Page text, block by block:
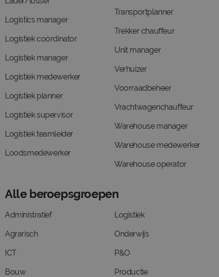
Logistics manager
Logistiek coördinator
Logistiek manager
Logistiek medewerker
Logistiek planner
Logistiek supervisor
Logistiek teamleider
Loodsmedewerker
Transportplanner
Trekker chauffeur
Unit manager
Verhuizer
Voorraadbeheer
Vrachtwagenchauffeur
Warehouse manager
Warehouse medewerker
Warehouse operator
Alle beroepsgroepen
Administratief
Agrarisch
ICT
Bouw
Logistiek
Onderwijs
P&O
Productie